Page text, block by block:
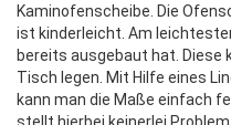
Kaminofenscheibe. Die
ist kinderleicht. Am
bereits ausgebaut hat. Diese
Tisch legen. Mit Hilfe eines
kann man die Maße einfach
stellt hierbei keinerlei